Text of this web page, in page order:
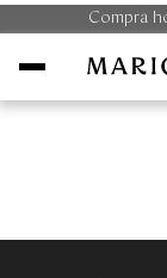
Compra
Hombre